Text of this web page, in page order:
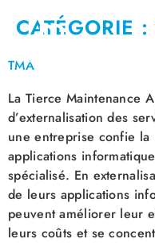
CATÉGORIE :
TMA
La Tierce Maintenance
d’externalisation des
une entreprise confie la
applications
spécialisé. En
de leurs applications
peuvent améliorer leur
leurs coûts et se